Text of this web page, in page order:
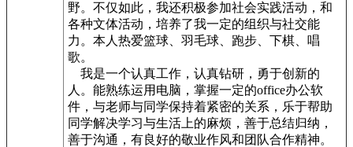
野。不仅如此，我还积极参加社会实践活动，和
各种文体活动，培养了我一定的组织与社交能
力。本人热爱篮球、羽毛球、跑步、下棋、唱
歌。
我是一个认真工作，认真钻研，勇于创新的
人。能熟练运用电脑，掌握一定的office办公软
件，与老师与同学保持着紧密的关系，乐于帮助
同学解决学习与生活上的麻烦，善于总结归纳，
善于沟通，有良好的敬业作风和团队合作精神。